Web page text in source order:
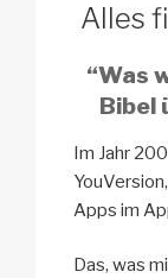
Alles
“Was
Bibel
Im Jahr
Apps im
Das, was